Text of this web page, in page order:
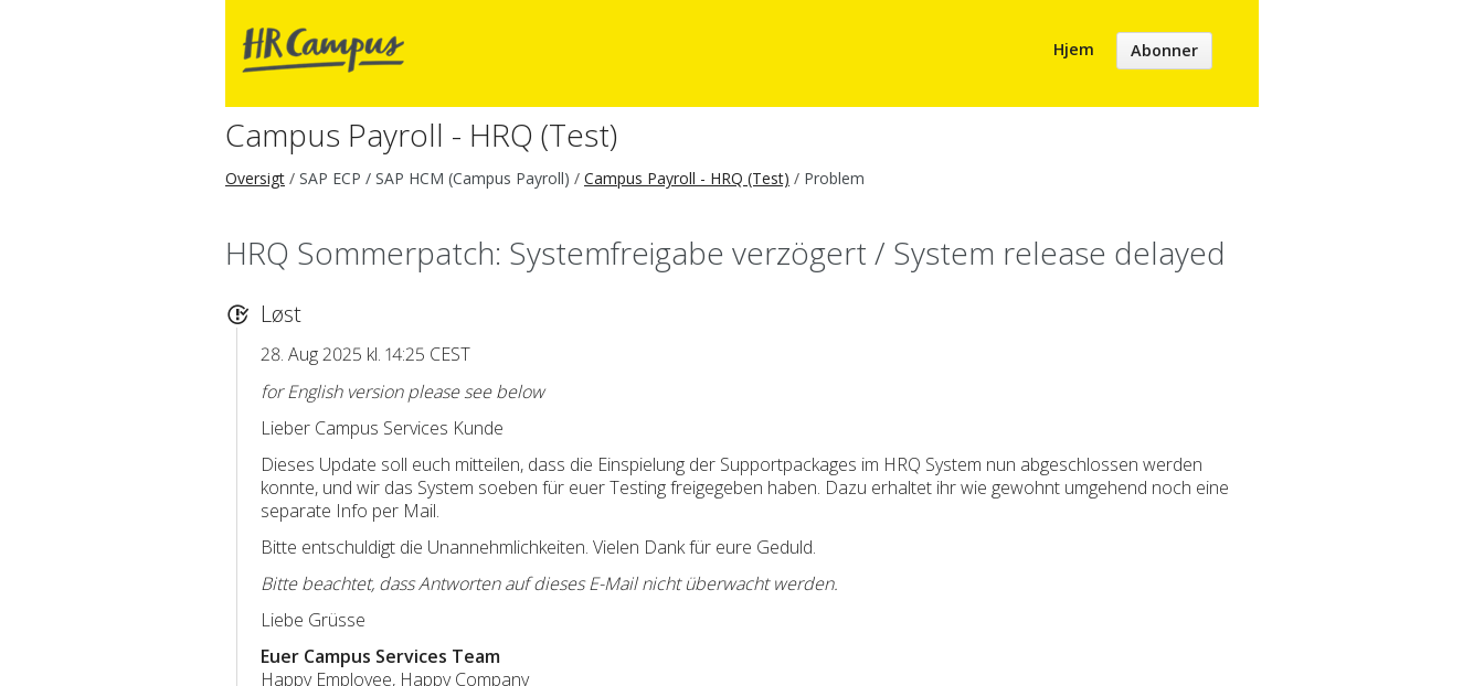
Hjem Abonner
Campus Payroll - HRQ (Test)
Oversigt SAP ECP / SAP HCM (Campus Payroll) Campus Payroll - HRQ (Test) Problem
HRQ Sommerpatch: Systemfreigabe verzögert / System release delayed
Løst
28. Aug 2025 kl. 14:25 CEST
for English version please see below
Lieber Campus Services Kunde
Dieses Update soll euch mitteilen, dass die Einspielung der Supportpackages im HRQ System nun abgeschlossen werden
konnte, und wir das System soeben für euer Testing freigegeben haben. Dazu erhaltet ihr wie gewohnt umgehend noch eine
separate Info per Mail.
Bitte entschuldigt die Unannehmlichkeiten. Vielen Dank für eure Geduld.
Bitte beachtet, dass Antworten auf dieses E-Mail nicht überwacht werden.
Liebe Grüsse
Euer Campus Services Team
Happy Employee, Happy Company